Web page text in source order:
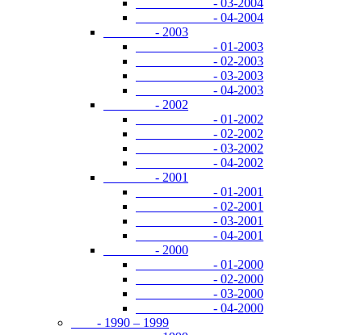
- 03-2004
- 04-2004
- 2003
- 01-2003
- 02-2003
- 03-2003
- 04-2003
- 2002
- 01-2002
- 02-2002
- 03-2002
- 04-2002
- 2001
- 01-2001
- 02-2001
- 03-2001
- 04-2001
- 2000
- 01-2000
- 02-2000
- 03-2000
- 04-2000
- 1990 – 1999